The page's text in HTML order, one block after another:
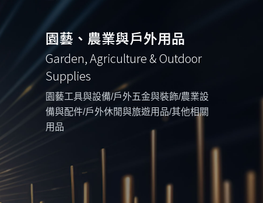
園藝、農業與戶外用品
Garden, Agriculture & Outdoor
Supplies
園藝工具與設備/戶外五金與裝飾/農業設
備與配件/戶外休閒與旅遊用品/其他相關
用品